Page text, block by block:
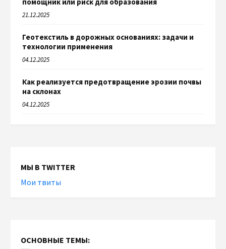
21.12.2025
Геотекстиль в дорожных основаниях: задачи и
технологии применения
04.12.2025
Как реализуется предотвращение эрозии почвы
на склонах
04.12.2025
МЫ В TWITTER
Мои твиты
ОСНОВНЫЕ ТЕМЫ: